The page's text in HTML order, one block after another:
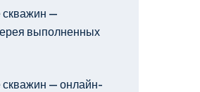
скважин —
выполненных
скважин — онлайн-